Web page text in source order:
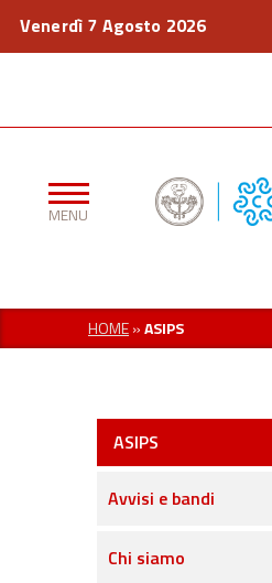
Venerdì 7 Agosto 2026
HOME»ASIPS
ASIPS
Avvisi e bandi
Chi siamo